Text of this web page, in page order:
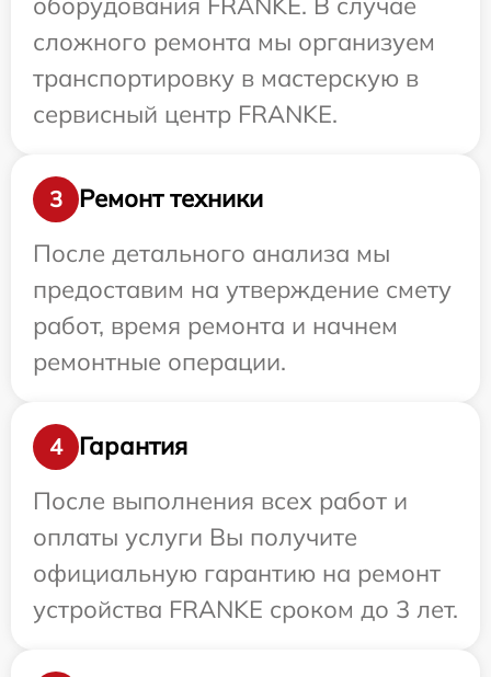
сложного ремонта мы организуем
транспортировку в мастерскую в
сервисный центр FRANKE.
3
Ремонт техники
После детального анализа мы
предоставим на утверждение смету
работ, время ремонта и начнем
ремонтные операции.
4
Гарантия
После выполнения всех работ и
оплаты услуги Вы получите
официальную гарантию на ремонт
устройства FRANKE сроком до 3 лет.